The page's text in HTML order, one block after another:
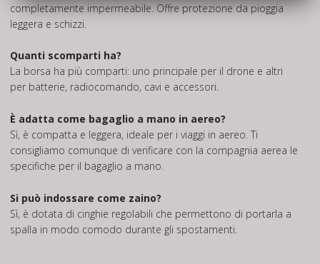
completamente impermeabile. Offre protezione da pioggia
leggera e schizzi.
Quanti scomparti ha?
La borsa ha più comparti: uno principale per il drone e altri
per batterie, radiocomando, cavi e accessori.
È adatta come bagaglio a mano in aereo?
Sì, è compatta e leggera, ideale per i viaggi in aereo. Ti
consigliamo comunque di verificare con la compagnia aerea le
specifiche per il bagaglio a mano.
Si può indossare come zaino?
Sì, è dotata di cinghie regolabili che permettono di portarla a
spalla in modo comodo durante gli spostamenti.